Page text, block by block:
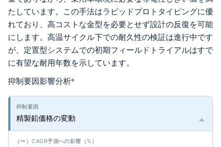
たしています。この手法はラピッドプロトタイピングに優
れており、高コストな金型を必要とせず設計の反復を可能
にします。高温サイクル下での耐久性の検証は進行中です
が、定置型システムでの初期フィールドトライアルはすで
に有望な耐用年数を示しています。
抑制要因影響分析*
精製鉛価格の変動